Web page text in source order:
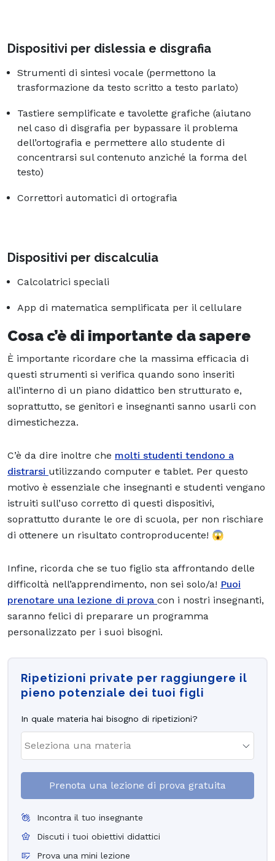
Dispositivi per dislessia e disgrafia
Strumenti di sintesi vocale (permettono la
trasformazione da testo scritto a testo parlato)
Tastiere semplificate e tavolette grafiche (aiutano
nel caso di disgrafia per bypassare il problema
dell’ortografia e permettere allo studente di
concentrarsi sul contenuto anziché la forma del
testo)
Correttori automatici di ortografia
Dispositivi per discalculia
Calcolatrici speciali
App di matematica semplificata per il cellulare
Cosa c’è di importante da sapere
È importante ricordare che la massima efficacia di
questi strumenti si verifica quando sono inseriti
all’interno di un piano didattico ben strutturato e,
soprattutto, se genitori e insegnanti sanno usarli con
dimestichezza.
C’è da dire inoltre che molti studenti tendono a
distrarsi utilizzando computer e tablet. Per questo
motivo è essenziale che insegnanti e studenti vengano
istruiti sull’uso corretto di questi dispositivi,
soprattutto durante le ore di scuola, per non rischiare
di ottenere un risultato controproducente! 😱
Infine, ricorda che se tuo figlio sta affrontando delle
difficoltà nell’apprendimento, non sei solo/a! Puoi
prenotare una lezione di prova con i nostri insegnanti,
saranno felici di preparare un programma
personalizzato per i suoi bisogni.
Ripetizioni private per raggiungere il
pieno potenziale dei tuoi figli
In quale materia hai bisogno di ripetizioni?
Prenota una lezione di prova gratuita
Incontra il tuo insegnante
Discuti i tuoi obiettivi didattici
Prova una mini lezione